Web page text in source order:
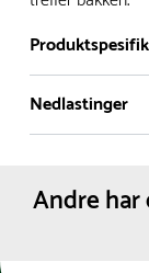
- Leveringstid
- Leveringstid
Kontakt gjerne
leveringstid.
- I tilfeller hvor
forventet
Materiale:
Farge:
Nedlastinger
Andre har